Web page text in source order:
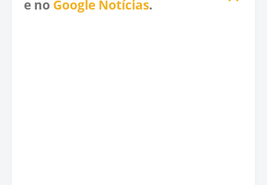
e no Google Notícias.